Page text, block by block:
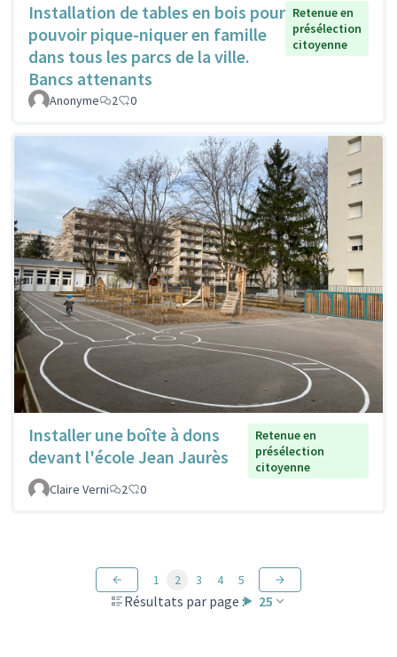
Installation de tables en bois pour
pouvoir pique-niquer en famille
dans tous les parcs de la ville.
Bancs attenants
Retenue en
présélection
citoyenne
Anonyme 2 0
Installer une boîte à dons
devant l'école Jean Jaurès
Retenue en
présélection
citoyenne
Claire Verni
2 0
Résultats par page : 25
1 2 3 4 5